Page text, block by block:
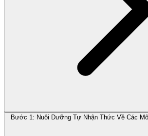
Bước 1: Nuôi Dưỡng Tự Nhận Thức Về Các